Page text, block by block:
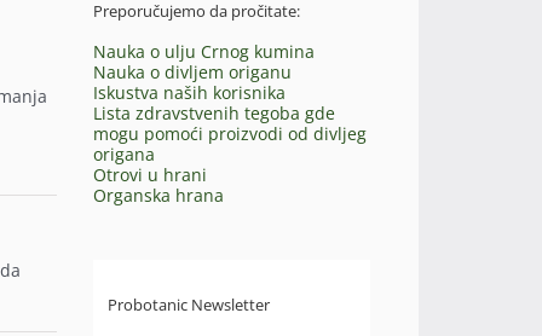
Preporučujemo da pročitate:
Nauka o ulju Crnog kumina
Nauka o divljem origanu
Iskustva naših korisnika
Lista zdravstvenih tegoba gde
mogu pomoći proizvodi od divljeg
origana
Otrovi u hrani
Organska hrana
Probotanic Newsletter